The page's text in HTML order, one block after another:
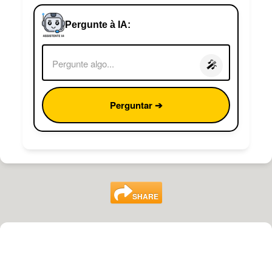
Pergunte à IA:
🎤
Perguntar ➔
SHARE